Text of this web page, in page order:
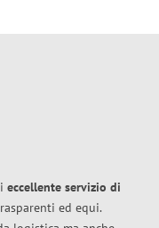
eccellente servizio di
ed equi.